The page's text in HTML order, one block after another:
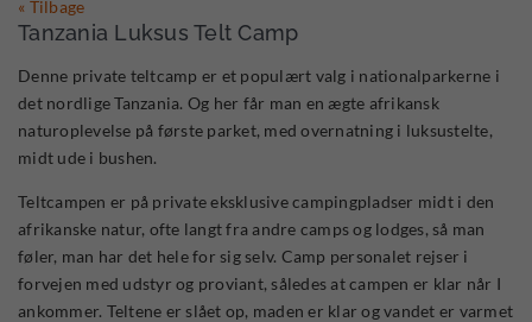
« Tilbage
Tanzania Luksus Telt Camp
Denne private teltcamp er et populært valg i nationalparkerne i
det nordlige Tanzania. Og her får man en ægte afrikansk
naturoplevelse på første parket, med overnatning i luksustelte,
midt ude i bushen.
Teltcampen er på private eksklusive campingpladser midt i den
afrikanske natur, ofte langt fra andre camps og lodges, så man
føler, man har det hele for sig selv. Camp personalet rejser i
forvejen med udstyr og proviant, således at campen er klar når I
ankommer. Teltene er slået op, maden er klar og vandet er varmet